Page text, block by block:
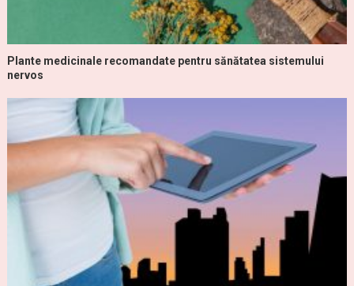
Plante medicinale recomandate pentru sănătatea sistemului
nervos